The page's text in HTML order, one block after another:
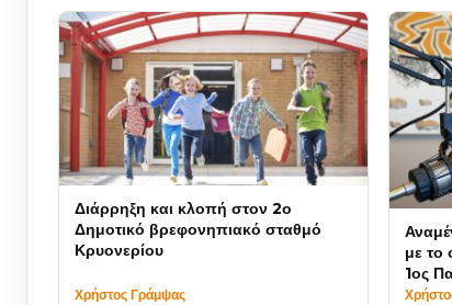
Διάρρηξη και κλοπή στον 2ο
Δημοτικό βρεφονηπιακό σταθμό
Κρυονερίου
Χρήστος Γράμψας
με το
1ος